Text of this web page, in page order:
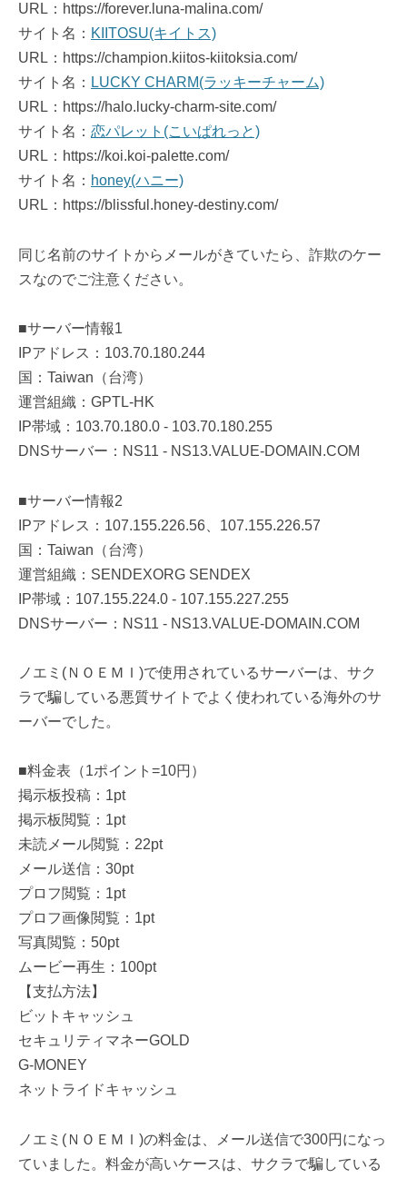
URL：https://forever.luna-malina.com/
サイト名： KIITOSU(キイトス)
URL：https://champion.kiitos-kiitoksia.com/
サイト名： LUCKY CHARM(ラッキーチャーム)
URL：https://halo.lucky-charm-site.com/
サイト名： 恋パレット(こいぱれっと)
URL：https://koi.koi-palette.com/
サイト名： honey(ハニー)
URL：https://blissful.honey-destiny.com/
同じ名前のサイトからメールがきていたら、詐欺のケー
スなのでご注意ください。
■サーバー情報1
IPアドレス：103.70.180.244
国：Taiwan（台湾）
運営組織：GPTL-HK
IP帯域：103.70.180.0 - 103.70.180.255
DNSサーバー：NS11 - NS13.VALUE-DOMAIN.COM
■サーバー情報2
IPアドレス：107.155.226.56、107.155.226.57
国：Taiwan（台湾）
運営組織：SENDEXORG SENDEX
IP帯域：107.155.224.0 - 107.155.227.255
DNSサーバー：NS11 - NS13.VALUE-DOMAIN.COM
ノエミ(ＮＯＥＭＩ)で使用されているサーバーは、サク
ラで騙している悪質サイトでよく使われている海外のサ
ーバーでした。
■料金表（1ポイント=10円）
掲示板投稿：1pt
掲示板閲覧：1pt
未読メール閲覧：22pt
メール送信：30pt
プロフ閲覧：1pt
プロフ画像閲覧：1pt
写真閲覧：50pt
ムービー再生：100pt
【支払方法】
ビットキャッシュ
セキュリティマネーGOLD
G-MONEY
ネットライドキャッシュ
ノエミ(ＮＯＥＭＩ)の料金は、メール送信で300円になっ
ていました。料金が高いケースは、サクラで騙している